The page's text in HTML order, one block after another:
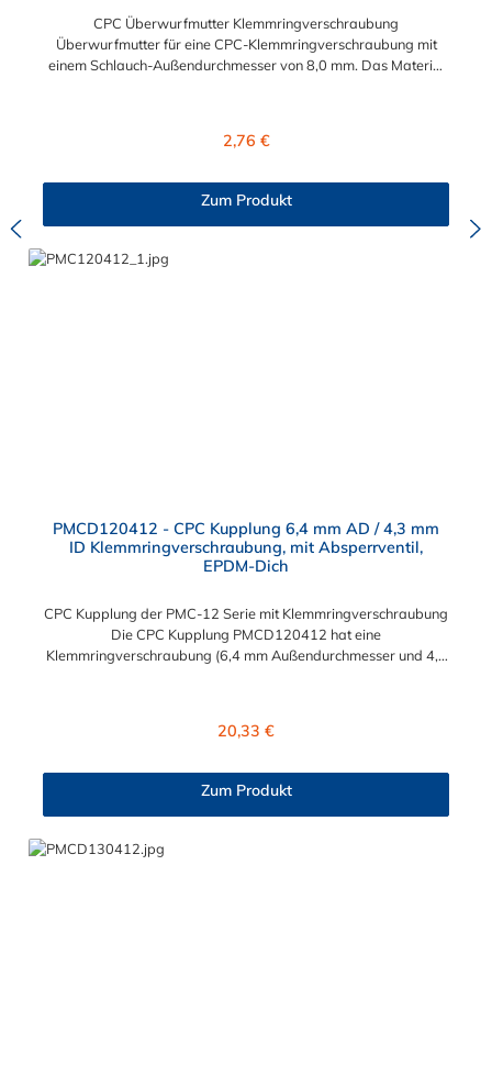
CPC Überwurfmutter Klemmringverschraubung
Überwurfmutter für eine CPC-Klemmringverschraubung mit
einem Schlauch-Außendurchmesser von 8,0 mm. Das Material
Regulärer Preis:
2,76 €
Zum Produkt
PMCD120412 - CPC Kupplung 6,4 mm AD / 4,3 mm
ID Klemmringverschraubung, mit Absperrventil,
EPDM-Dich
CPC Kupplung der PMC-12 Serie mit Klemmringverschraubung
Die CPC Kupplung PMCD120412 hat eine
Klemmringverschraubung (6,4 mm Außendurchmesser und 4,3
ist aus EPDM. Das Verbindungsstück zum Stecker hat ein
Steckern der PMC-, PMC12- und MC- Serie kombinieren.
Regulärer Preis:
20,33 €
Zum Produkt